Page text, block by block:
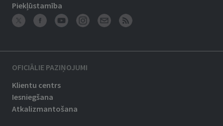
Piekļūstamība
OFICIĀLIE PAZIŅOJUMI
Klientu centrs
Iesniegšana
Atkalizmantošana